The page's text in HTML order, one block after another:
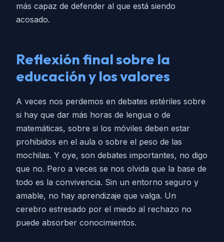
más capaz de defender al que está siendo
acosado.
Reflexión final sobre la
educación y los valores
A veces nos perdemos en debates estériles sobre
si hay que dar más horas de lengua o de
matemáticas, sobre si los móviles deben estar
prohibidos en el aula o sobre el peso de las
mochilas. Y oye, son debates importantes, no digo
que no. Pero a veces se nos olvida que la base de
todo es la convivencia. Sin un entorno seguro y
amable, no hay aprendizaje que valga. Un
cerebro estresado por el miedo al rechazo no
puede absorber conocimientos.